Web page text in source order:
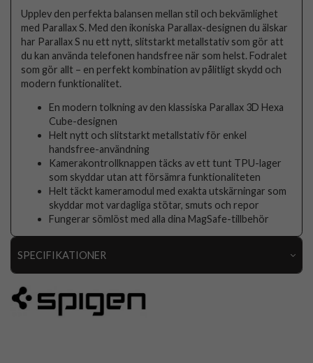
Upplev den perfekta balansen mellan stil och bekvämlighet
med Parallax S. Med den ikoniska Parallax-designen du älskar
har Parallax S nu ett nytt, slitstarkt metallstativ som gör att
du kan använda telefonen handsfree när som helst. Fodralet
som gör allt – en perfekt kombination av pålitligt skydd och
modern funktionalitet.
En modern tolkning av den klassiska Parallax 3D Hexa
Cube-designen
Helt nytt och slitstarkt metallstativ för enkel
handsfree-användning
Kamerakontrollknappen täcks av ett tunt TPU-lager
som skyddar utan att försämra funktionaliteten
Helt täckt kameramodul med exakta utskärningar som
skyddar mot vardagliga stötar, smuts och repor
Fungerar sömlöst med alla dina MagSafe-tillbehör
SPECIFIKATIONER
Passar till